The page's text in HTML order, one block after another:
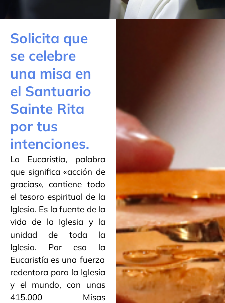
Solicita que
se celebre
una misa en
el Santuario
Sainte Rita
por tus
intenciones.
La Eucaristía, palabra
que significa «acción de
gracias», contiene todo
el tesoro espiritual de la
Iglesia. Es la fuente de la
vida de la Iglesia y la
unidad de toda la
Iglesia. Por eso la
Eucaristía es una fuerza
redentora para la Iglesia
y el mundo, con unas
415.000 Misas